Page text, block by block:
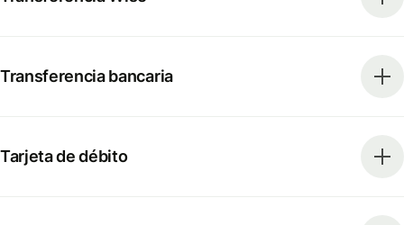
Transferencia bancaria
Tarjeta de débito